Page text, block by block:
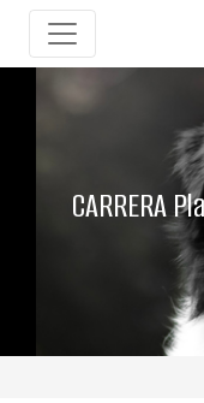
CARRERA